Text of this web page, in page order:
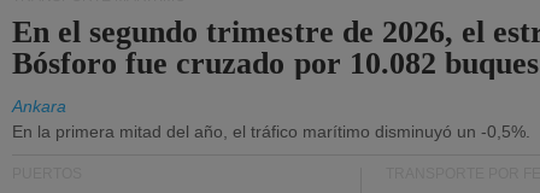
En el segundo trimestre de 2026, el
Bósforo fue cruzado por 10.082
Ankara
En la primera mitad del año, el tráfico marítimo disminuyó un -0,5%.